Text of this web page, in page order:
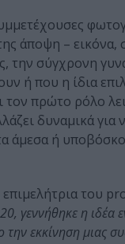
άποψη – εικόνα,
την σύγχρονη
ή που η ίδια
τον πρώτο ρόλο
δυναμικά για
άμεσα ή
του
γεννήθηκε η ιδέα
την εκκίνηση μιας